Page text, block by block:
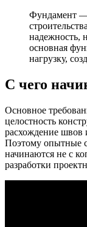
Фундамент —
надежность,
основная
нагрузку,
С чего
Основное
целостность
расхождение швов
Поэтому опытные
начинаются не с
разработки